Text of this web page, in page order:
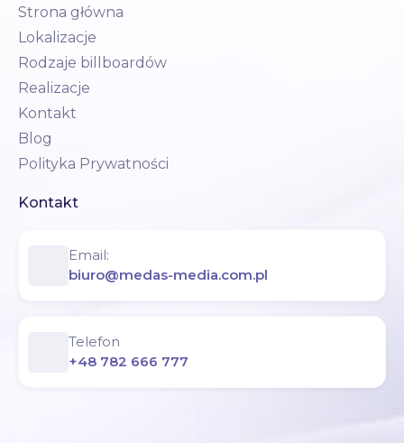
Strona główna
Lokalizacje
Rodzaje billboardów
Realizacje
Kontakt
Blog
Polityka Prywatności
Kontakt
Email:
biuro@medas-media.com.pl
Telefon
+48 782 666 777